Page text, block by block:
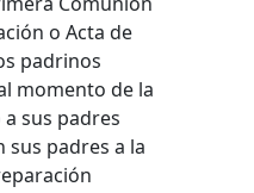
o Acta de
padrinos
momento de la
sus padres
sus padres a la